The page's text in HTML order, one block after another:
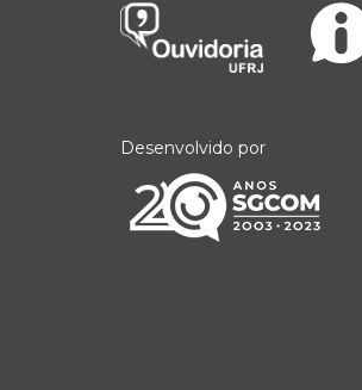
Desenvolvido por